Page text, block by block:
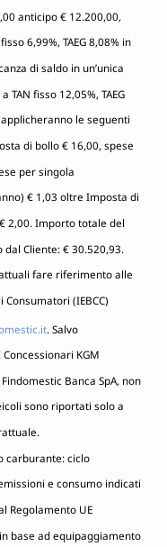
anticipo € 12.200,00,
6,99%, TAEG 8,08% in
di saldo in un’unica
fisso 12,05%, TAEG
le seguenti
di bollo € 16,00, spese
per singola
€ 1,03 oltre Imposta di
2,00. Importo totale del
Cliente: € 30.520,93.
fare riferimento alle
(IEBCC)
. Salvo
KGM
Banca SpA, non
sono riportati solo a
carburante: ciclo
e consumo indicati
Regolamento UE
base ad equipaggiamento